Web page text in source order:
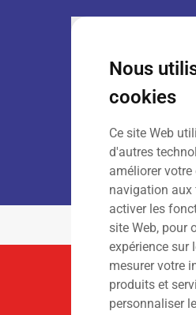
Nous
cookies
Ce site Web
d'autres
améliorer votre
navigation aux
activer les
site Web, pour
expérience sur
mesurer votre
produits et
personnaliser
: 9h00 –
Dim:
Lun – Ven:
Sam – Dim
Suivez-